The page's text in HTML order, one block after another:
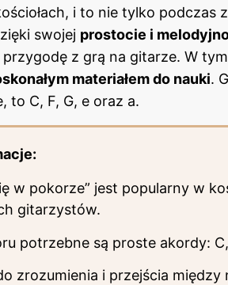
i to nie tylko podczas
swojej prostocie i
z grą na gitarze. W
materiałem do nauki.
to C, F, G, e oraz a.
w pokorze” jest popularny w
gitarzystów.
potrzebne są proste akordy: C,
zrozumienia i przejścia